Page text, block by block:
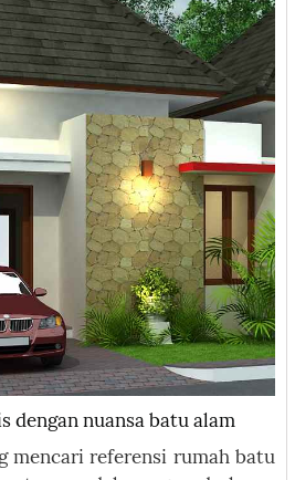
dengan nuansa batu alam
mencari referensi rumah batu